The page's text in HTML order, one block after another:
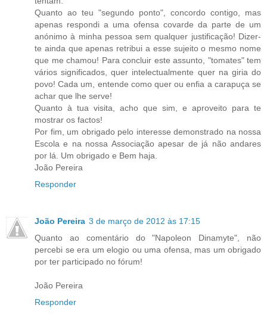
Quanto ao teu "segundo ponto", concordo contigo, mas
apenas respondi a uma ofensa covarde da parte de um
anónimo à minha pessoa sem qualquer justificação! Dizer-
te ainda que apenas retribui a esse sujeito o mesmo nome
que me chamou! Para concluir este assunto, "tomates" tem
vários significados, quer intelectualmente quer na giria do
povo! Cada um, entende como quer ou enfia a carapuça se
achar que lhe serve!
Quanto à tua visita, acho que sim, e aproveito para te
mostrar os factos!
Por fim, um obrigado pelo interesse demonstrado na nossa
Escola e na nossa Associação apesar de já não andares
por lá. Um obrigado e Bem haja.
João Pereira
Responder
João Pereira 3 de março de 2012 às 17:15
Quanto ao comentário do "Napoleon Dinamyte", não
percebi se era um elogio ou uma ofensa, mas um obrigado
por ter participado no fórum!
João Pereira
Responder